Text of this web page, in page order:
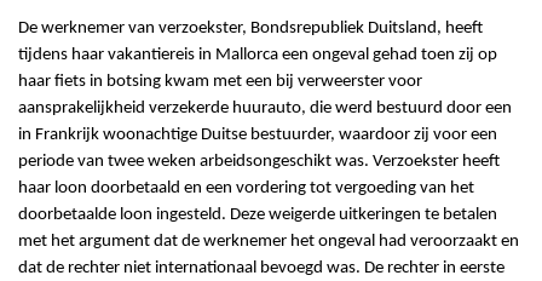
De werknemer van verzoekster, Bondsrepubliek Duitsland, heeft
tijdens haar vakantiereis in Mallorca een ongeval gehad toen zij op
haar fiets in botsing kwam met een bij verweerster voor
aansprakelijkheid verzekerde huurauto, die werd bestuurd door een
in Frankrijk woonachtige Duitse bestuurder, waardoor zij voor een
periode van twee weken arbeidsongeschikt was. Verzoekster heeft
haar loon doorbetaald en een vordering tot vergoeding van het
doorbetaalde loon ingesteld. Deze weigerde uitkeringen te betalen
met het argument dat de werknemer het ongeval had veroorzaakt en
dat de rechter niet internationaal bevoegd was. De rechter in eerste